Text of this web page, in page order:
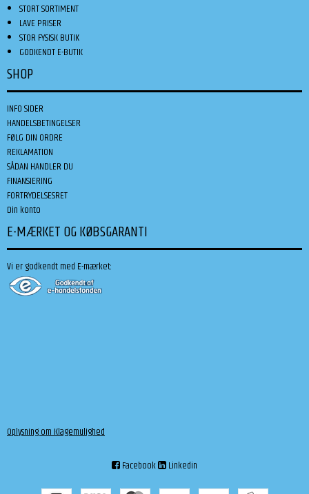
STORT SORTIMENT
LAVE PRISER
STOR FYSISK BUTIK
GODKENDT E-BUTIK
SHOP
INFO SIDER
HANDELSBETINGELSER
FØLG DIN ORDRE
REKLAMATION
SÅDAN HANDLER DU
FINANSIERING
FORTRYDELSESRET
Din konto
E-MÆRKET OG KØBSGARANTI
Vi er godkendt med E-mærket:
Oplysning om Klagemulighed
Facebook Linkedin